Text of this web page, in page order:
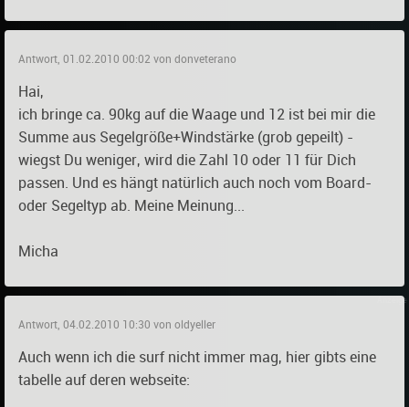
Antwort, 01.02.2010 00:02 von donveterano
Hai,
ich bringe ca. 90kg auf die Waage und 12 ist bei mir die
Summe aus Segelgröße+Windstärke (grob gepeilt) -
wiegst Du weniger, wird die Zahl 10 oder 11 für Dich
passen. Und es hängt natürlich auch noch vom Board-
oder Segeltyp ab. Meine Meinung...
Micha
Antwort, 04.02.2010 10:30 von oldyeller
Auch wenn ich die surf nicht immer mag, hier gibts eine
tabelle auf deren webseite: